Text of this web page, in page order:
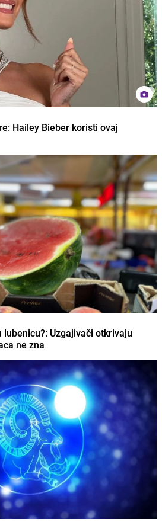
Hailey Bieber koristi ovaj
Uzgajivači otkrivaju
ne zna